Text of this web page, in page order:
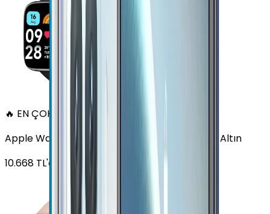
🔥 EN ÇOK SATAN
Apple Watch Series 6 Alüminyum 40mm GPS Altın
10.668 TL'den başlayan fiyatlar